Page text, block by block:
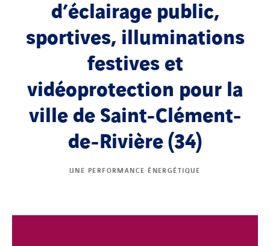
d’éclairage public,
sportives, illuminations
festives et
vidéoprotection pour la
ville de Saint-Clément-
de-Rivière (34)
UNE PERFORMANCE ÉNERGÉTIQUE